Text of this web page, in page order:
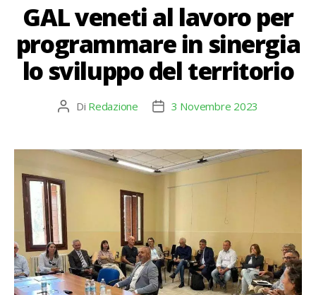
GAL veneti al lavoro per
programmare in sinergia
lo sviluppo del territorio
Autore
Di Redazione
Data3 Novembre 2023